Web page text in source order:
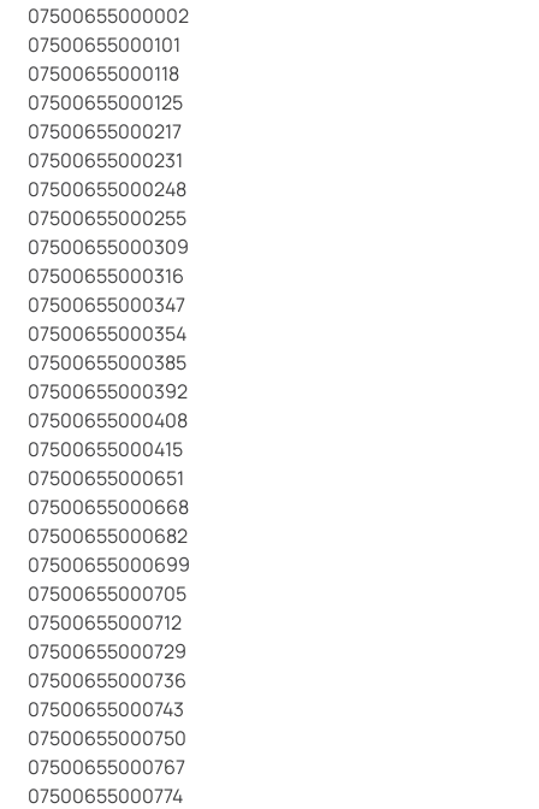
07500655000002
07500655000101
07500655000118
07500655000125
07500655000217
07500655000231
07500655000248
07500655000255
07500655000309
07500655000316
07500655000347
07500655000354
07500655000385
07500655000392
07500655000408
07500655000415
07500655000651
07500655000668
07500655000682
07500655000699
07500655000705
07500655000712
07500655000729
07500655000736
07500655000743
07500655000750
07500655000767
07500655000774